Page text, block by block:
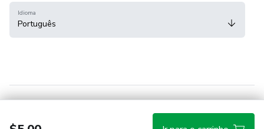
Idioma
Português